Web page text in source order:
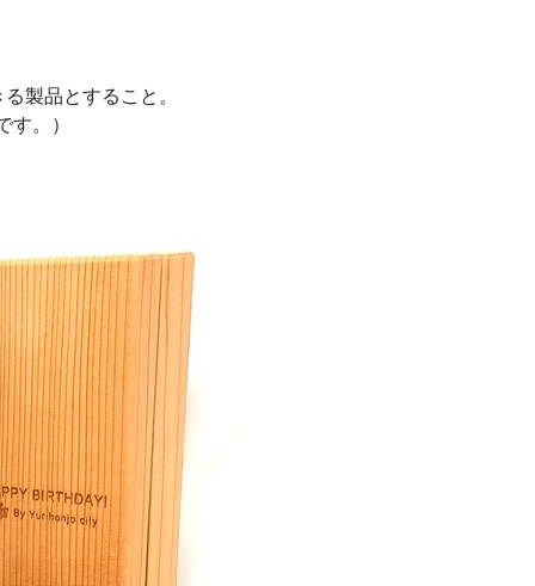
製品とすること。
す。）